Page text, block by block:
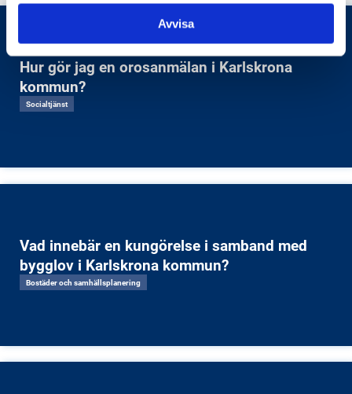
Avvisa
Hur gör jag en orosanmälan i Karlskrona
kommun?
Socialtjänst
Vad innebär en kungörelse i samband med
bygglov i Karlskrona kommun?
Bostäder och samhällsplanering